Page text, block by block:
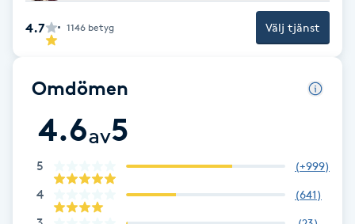
Fransfärgning
Fransförlängning Volym
4.7 1146 betyg Välj tjänst
Omdömen
4.6av5
5 (+999)
4 (641)